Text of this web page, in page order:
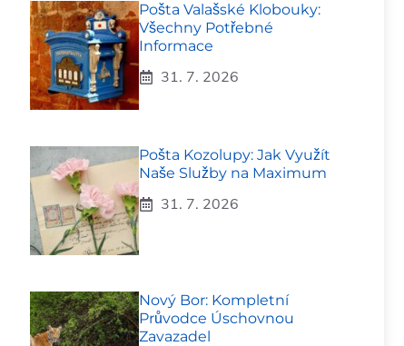
Pošta Valašské Klobouky:
Všechny Potřebné
Informace
31. 7. 2026
Pošta Kozolupy: Jak Využít
Naše Služby na Maximum
31. 7. 2026
Nový Bor: Kompletní
Průvodce Úschovnou
Zavazadel